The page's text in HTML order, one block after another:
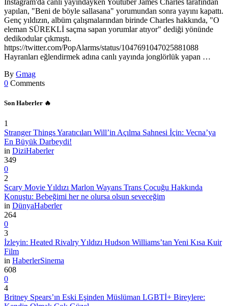
Instagram'da canlı yayındayken Youtuber James Charles tarafından
yapılan, "Beni de böyle sallasana" yorumundan sonra yayını kapattı.
Genç yıldızın, albüm çalışmalarından birinde Charles hakkında, "O
eleman SÜREKLİ saçma sapan yorumlar atıyor" dediği yönünde
dedikodular çıkmıştı.
https://twitter.com/PopAlarms/status/1047691047025881088
Hayranları eğlendirmek adına canlı yayında jonglörlük yapan …
By Gmag
0 Comments
Son Haberler 🔥
1
Stranger Things Yaratıcıları Will’in Açılma Sahnesi İçin: Vecna’ya
En Büyük Darbeydi!
in DiziHaberler
349
0
2
Scary Movie Yıldızı Marlon Wayans Trans Çocuğu Hakkında
Konuştu: Bebeğimi her ne olursa olsun seveceğim
in DünyaHaberler
264
0
3
İzleyin: Heated Rivalry Yıldızı Hudson Williams’tan Yeni Kısa Kuir
Film
in HaberlerSinema
608
0
4
Britney Spears’ın Eski Eşinden Müslüman LGBTİ+ Bireylere: